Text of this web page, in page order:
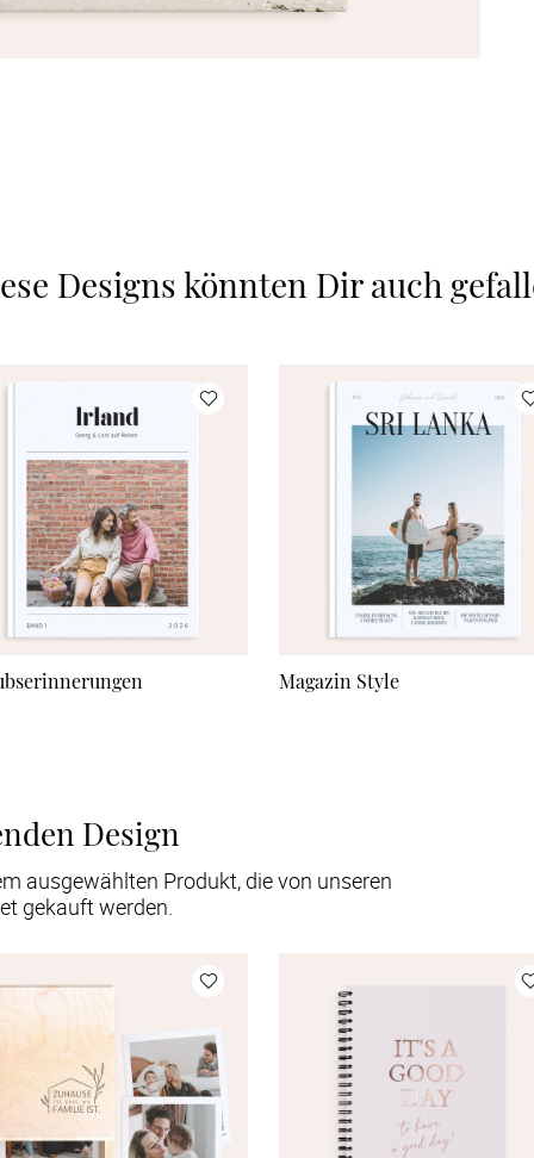
Designs könnten Dir auch
Magazin Style
Design
ausgewählten Produkt, die von unseren
gekauft werden.